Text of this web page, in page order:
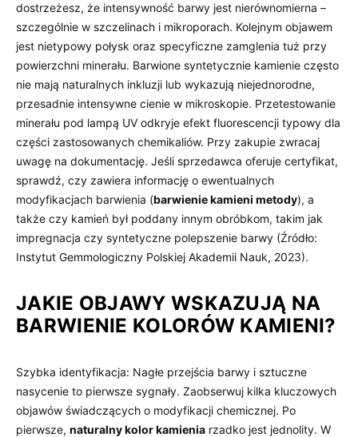
dostrzeżesz, że intensywność barwy jest nierównomierna –
szczególnie w szczelinach i mikroporach. Kolejnym objawem
jest nietypowy połysk oraz specyficzne zamglenia tuż przy
powierzchni minerału. Barwione syntetycznie kamienie często
nie mają naturalnych inkluzji lub wykazują niejednorodne,
przesadnie intensywne cienie w mikroskopie. Przetestowanie
minerału pod lampą UV odkryje efekt fluorescencji typowy dla
części zastosowanych chemikaliów. Przy zakupie zwracaj
uwagę na dokumentację. Jeśli sprzedawca oferuje certyfikat,
sprawdź, czy zawiera informację o ewentualnych
modyfikacjach barwienia (barwienie kamieni metody), a
także czy kamień był poddany innym obróbkom, takim jak
impregnacja czy syntetyczne polepszenie barwy (Źródło:
Instytut Gemmologiczny Polskiej Akademii Nauk, 2023).
JAKIE OBJAWY WSKAZUJĄ NA
BARWIENIE KOLORÓW KAMIENI?
Szybka identyfikacja: Nagłe przejścia barwy i sztuczne
nasycenie to pierwsze sygnały. Zaobserwuj kilka kluczowych
objawów świadczących o modyfikacji chemicznej. Po
pierwsze, naturalny kolor kamienia rzadko jest jednolity. W